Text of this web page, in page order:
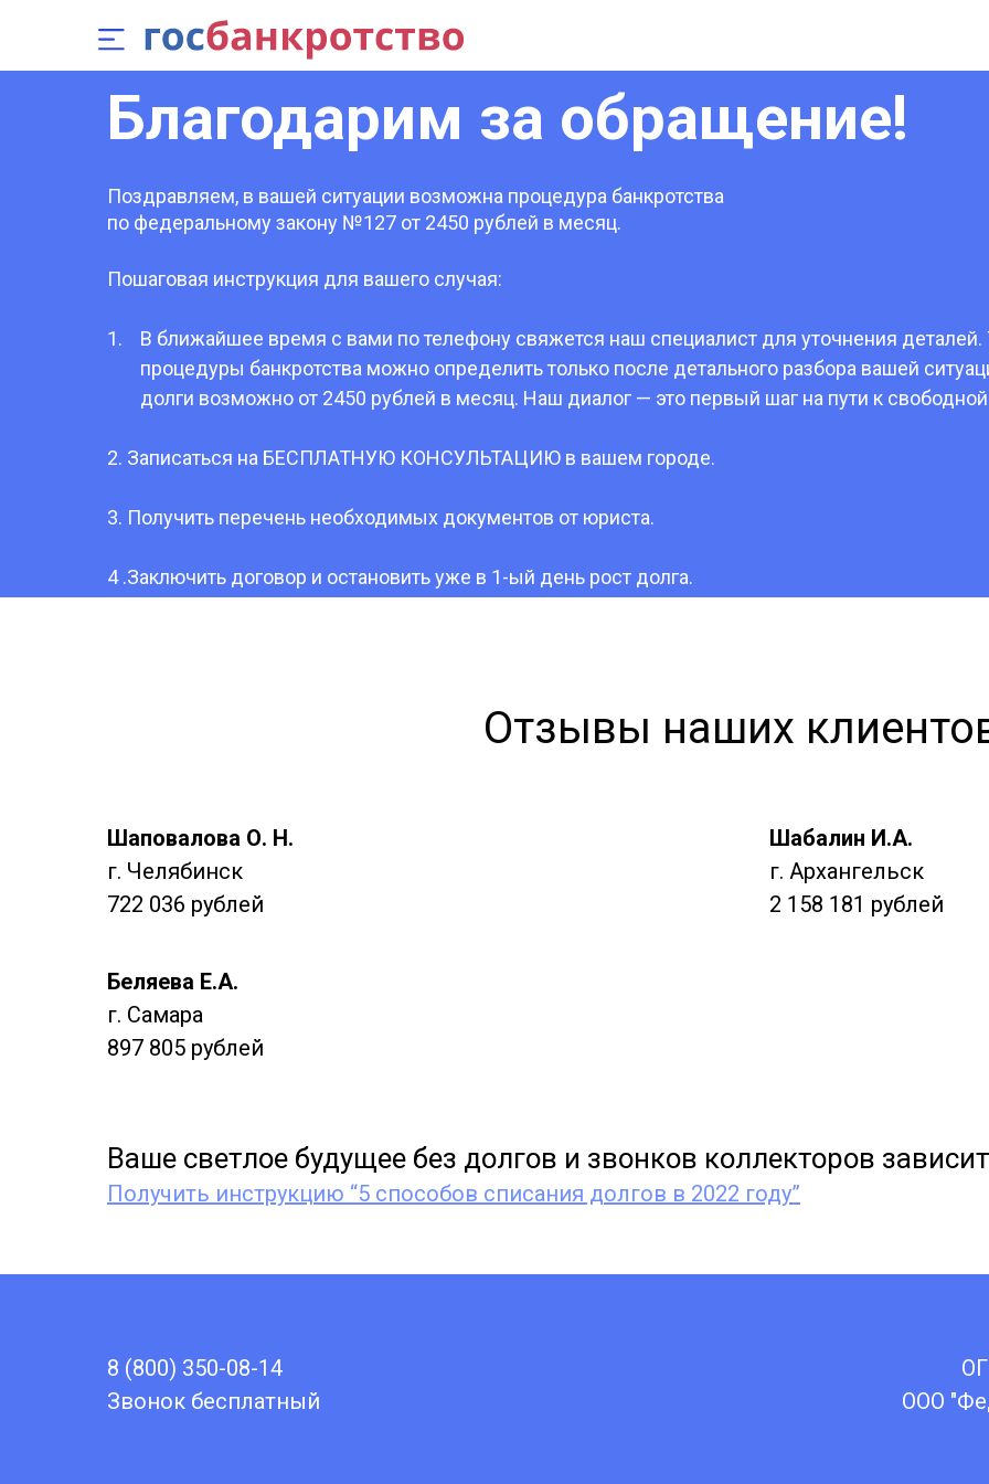
Благодарим за обращение!
Поздравляем, в вашей ситуации возможна процедура банкротства
по федеральному закону №127 от 2450 рублей в месяц.
Пошаговая инструкция для вашего случая:
В ближайшее время с вами по телефону свяжется наш специалист для уточнения
процедуры банкротства можно определить только после детального разбора вашей
долги возможно от 2450 рублей в месяц. Наш диалог — это первый шаг на пути к
2. Записаться на БЕСПЛАТНУЮ КОНСУЛЬТАЦИЮ в вашем городе.
3. Получить перечень необходимых документов от юриста.
4 .Заключить договор и остановить уже в 1-ый день рост долга.
Отзывы наших
Шаповалова О. Н.
г. Челябинск
722 036 рублей
Шабалин И.А.
г. Архангельск
2 158 181 рублей
Беляева Е.А.
г. Самара
897 805 рублей
Ваше светлое будущее без долгов и звонков коллекторов
Получить инструкцию “5 способов списания долгов в 2022 году”
8 (800) 350-08-14
Звонок бесплатный
ООО